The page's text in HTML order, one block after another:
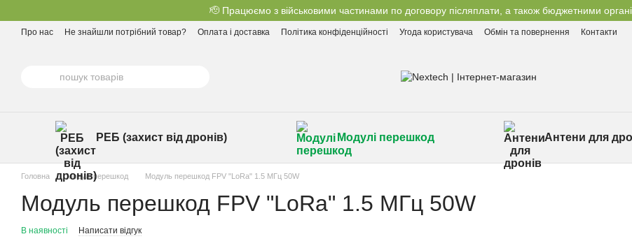
🫡 Працюємо з військовими частинами по договору післяплати, а також бюджетними
Про нас Не знайшли потрібний товар? Оплата і доставка Політика конфіденційності Угода користувача Обмін та повернення Контакти
РЕБ (захист від дронів) Модулі перешкод Антени для
Головна Модулі перешкод Модуль перешкод FPV "LoRa" 1.5 МГц 50W
Модуль перешкод FPV "LoRa" 1.5 МГц 50W
В наявності Написати відгук